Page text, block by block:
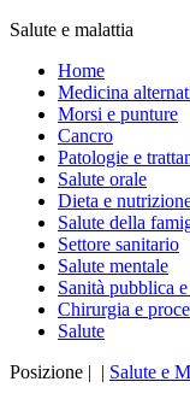
Salute e malattia
Home
Medicina
Morsi e punture
Cancro
Patologie e
Salute orale
Dieta e
Salute della
Settore sanitario
Salute mentale
Sanità pubblica
Chirurgia e
Salute
Posizione | | Salute e